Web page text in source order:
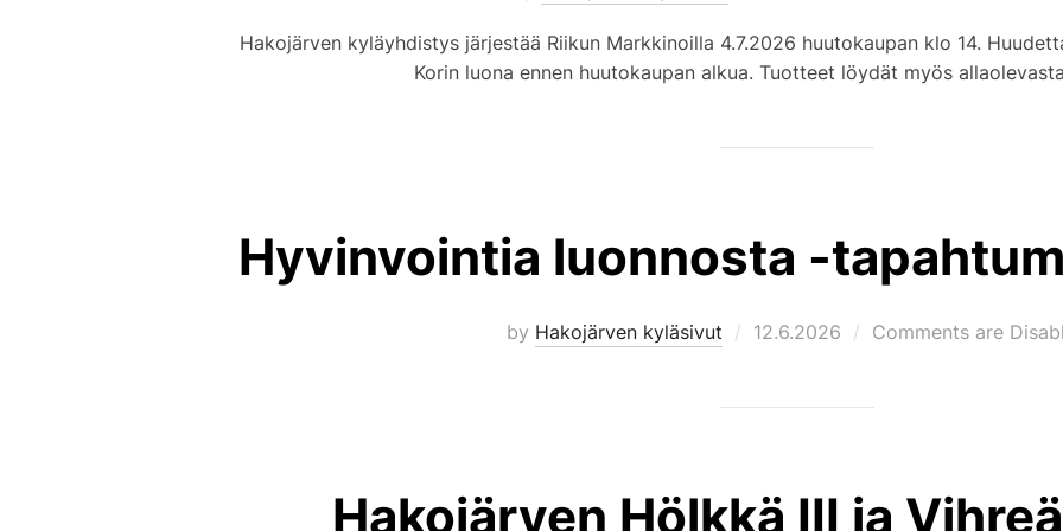
Hakojärven kyläyhdistys järjestää Riikun Markkinoilla 4.7.2026 huutokaupan klo 14.
Korin luona ennen huutokaupan alkua. Tuotteet löydät myös
Hyvinvointia luonnosta -
by Hakojärven kyläsivut
Posted
12.6.2026 Comments are
Hakojärven Hölkkä III ja